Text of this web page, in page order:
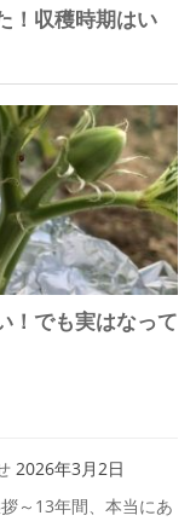
2026年3月2日
～13年間、本当にあ